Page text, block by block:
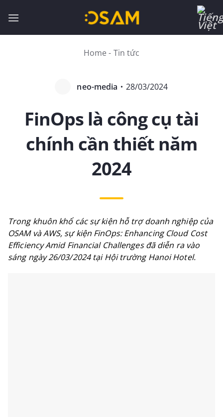
qua
Home- Tin tức
neo-media ・ 28/03/2024
FinOps là công cụ tài
chính cần thiết năm
2024
Trong khuôn khổ các sự kiện hỗ trợ doanh nghiệp của
OSAM và AWS, sự kiện FinOps: Enhancing Cloud Cost
Efficiency Amid Financial Challenges đã diễn ra vào
sáng ngày 26/03/2024 tại Hội trường Hanoi Hotel.